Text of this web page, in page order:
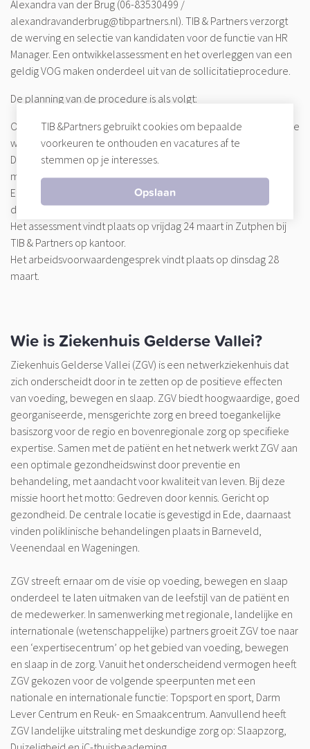
Alexandra van der Brug (06-83530499 /
alexandravanderbrug@tibpartners.nl). TIB & Partners verzorgt
de werving en selectie van kandidaten voor de functie van HR
Manager. Een ontwikkelassessment en het overleggen van een
geldig VOG maken onderdeel uit van de sollicitatieprocedure.
De planning van de procedure is als volgt:
Oriënterende gesprekken met TIB & Partners vinden plaats in de
weken 5 t/m 11.
De 1ste gespreksronde met ZGV vindt plaats op maandag 20
maart.
Een verdiepingsgesprek met ZGV vindt plaats op
dinsdagochtend 21 maart.
Het assessment vindt plaats op vrijdag 24 maart in Zutphen bij
TIB & Partners op kantoor.
Het arbeidsvoorwaardengesprek vindt plaats op dinsdag 28
maart.
Wie is Ziekenhuis Gelderse Vallei?
Ziekenhuis Gelderse Vallei (ZGV) is een netwerkziekenhuis dat
zich onderscheidt door in te zetten op de positieve effecten
van voeding, bewegen en slaap. ZGV biedt hoogwaardige, goed
georganiseerde, mensgerichte zorg en breed toegankelijke
basiszorg voor de regio en bovenregionale zorg op specifieke
expertise. Samen met de patiënt en het netwerk werkt ZGV aan
een optimale gezondheidswinst door preventie en
behandeling, met aandacht voor kwaliteit van leven. Bij deze
missie hoort het motto: Gedreven door kennis. Gericht op
gezondheid. De centrale locatie is gevestigd in Ede, daarnaast
vinden poliklinische behandelingen plaats in Barneveld,
Veenendaal en Wageningen.
ZGV streeft ernaar om de visie op voeding, bewegen en slaap
onderdeel te laten uitmaken van de leefstijl van de patiënt en
de medewerker. In samenwerking met regionale, landelijke en
internationale (wetenschappelijke) partners groeit ZGV toe naar
een ‘expertisecentrum’ op het gebied van voeding, bewegen
en slaap in de zorg. Vanuit het onderscheidend vermogen heeft
ZGV gekozen voor de volgende speerpunten met een
nationale en internationale functie: Topsport en sport, Darm
Lever Centrum en Reuk- en Smaakcentrum. Aanvullend heeft
ZGV landelijke uitstraling met deskundige zorg op: Slaapzorg,
TIB &Partners gebruikt cookies om bepaalde
voorkeuren te onthouden en vacatures af te
stemmen op je interesses.